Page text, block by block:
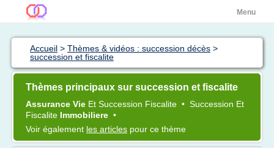
Menu
Accueil > Thèmes & vidéos : succession décès >
succession et fiscalite
Thèmes principaux sur succession et fiscalite
Assurance Vie Et Succession Fiscalite • Succession Et
Fiscalite Immobiliere •
Voir également les articles pour ce thème